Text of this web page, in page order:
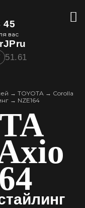
45
вас
51.61
→ TOYOTA→ Corolla
→ NZE164